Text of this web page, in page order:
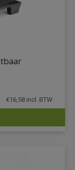
DETAILS
€16,58 incl. BTW